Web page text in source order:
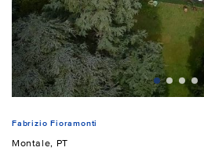
Fabrizio Fioramonti
Montale, PT